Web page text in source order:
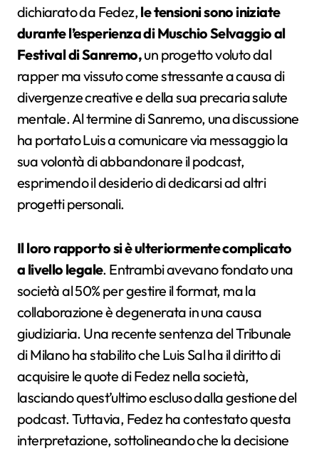
dichiarato da Fedez,le tensioni sono iniziate
durante l’esperienza di Muschio Selvaggio al
Festival di Sanremo,un progetto voluto dal
rapper ma vissuto come stressante a causa di
divergenze creative e della sua precaria salute
mentale. Al termine di Sanremo, una discussione
ha portato Luis a comunicare via messaggio la
sua volontà di abbandonare il podcast,
esprimendo il desiderio di dedicarsi ad altri
progetti personali.
Il loro rapporto si è ulteriormente complicato
a livello legale. Entrambi avevano fondato una
società al 50% per gestire il format, ma la
collaborazione è degenerata in una causa
giudiziaria. Una recente sentenza del Tribunale
di Milano ha stabilito che Luis Sal ha il diritto di
acquisire le quote di Fedez nella società,
lasciando quest’ultimo escluso dalla gestione del
podcast. Tuttavia, Fedez ha contestato questa
interpretazione, sottolineando che la decisione